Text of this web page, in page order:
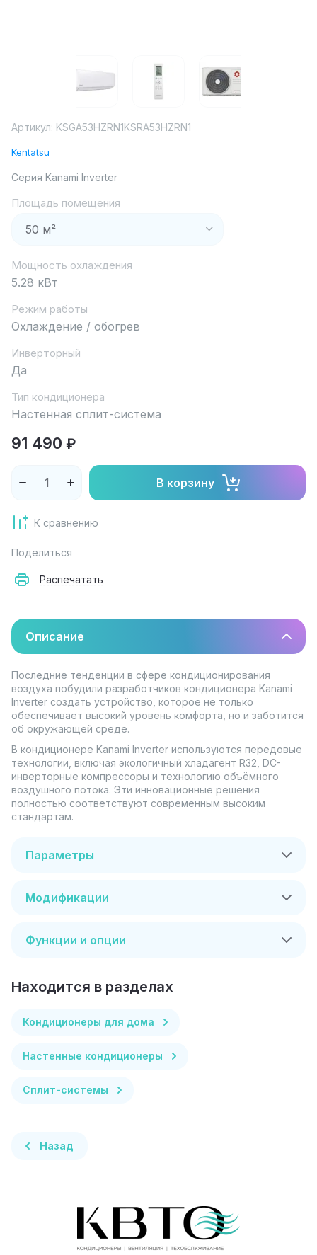
Артикул: KSGA53HZRN1KSRA53HZRN1
Kentatsu
Серия Kanami Inverter
Площадь помещения
Мощность охлаждения
5.28 кВт
Режим работы
Охлаждение / обогрев
Инверторный
Да
Тип кондиционера
Настенная сплит-система
91 490 ₽
В корзину
К сравнению
Поделиться
Распечатать
Описание
Последние тенденции в сфере кондиционирования
воздуха побудили разработчиков кондиционера Kanami
Inverter создать устройство, которое не только
обеспечивает высокий уровень комфорта, но и заботится
об окружающей среде.
В кондиционере Kanami Inverter используются передовые
технологии, включая экологичный хладагент R32, DC-
инверторные компрессоры и технологию объёмного
воздушного потока. Эти инновационные решения
полностью соответствуют современным высоким
стандартам.
Параметры
Модификации
Функции и опции
Находится в разделах
Кондиционеры для дома
Настенные кондиционеры
Сплит-системы
Назад